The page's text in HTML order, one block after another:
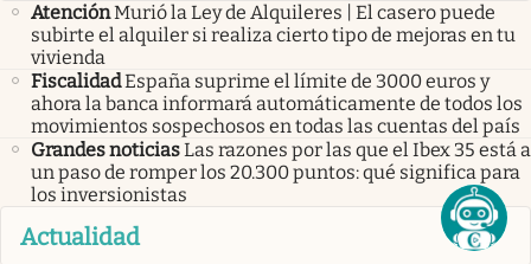
AtenciónMurió la Ley de Alquileres | El casero puede
subirte el alquiler si realiza cierto tipo de mejoras en tu
vivienda
FiscalidadEspaña suprime el límite de 3000 euros y
ahora la banca informará automáticamente de todos los
movimientos sospechosos en todas las cuentas del país
Grandes noticiasLas razones por las que el Ibex 35 está a
un paso de romper los 20.300 puntos: qué significa para
los inversionistas
Actualidad